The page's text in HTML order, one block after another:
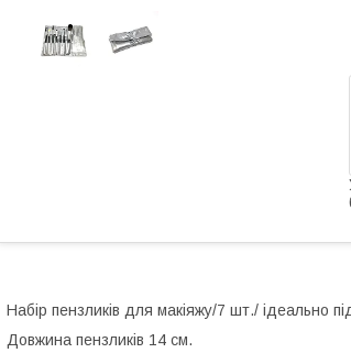
Набір пензликів для макіяжу/7 шт./ ідеально
Довжина пензликів 14 см.